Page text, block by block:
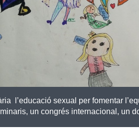
l’educació sexual per fomentar
un congrés internacional, un